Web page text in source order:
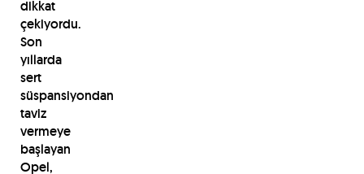
dikkat
çekiyordu.
Son
yıllarda
sert
süspansiyondan
taviz
vermeye
başlayan
Opel,